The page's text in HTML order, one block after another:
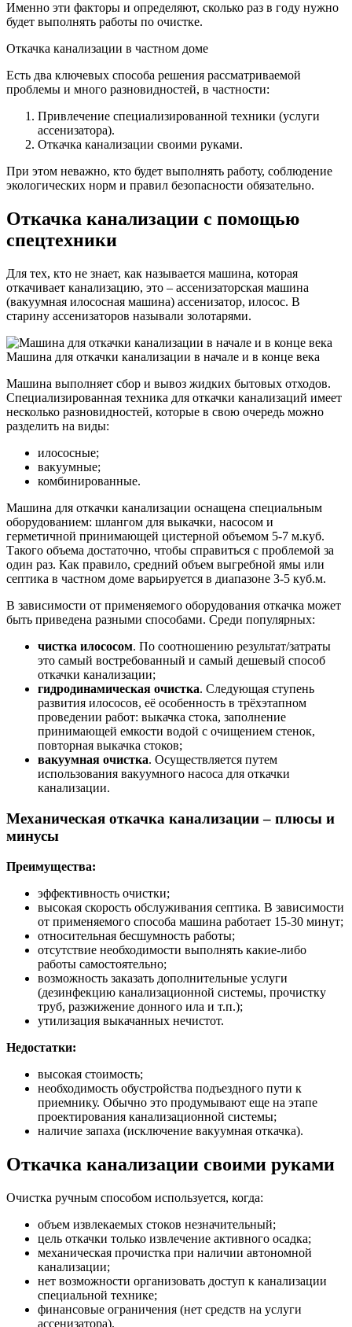
Именно эти факторы и определяют, сколько раз в году нужно
будет выполнять работы по очистке.
Откачка канализации в частном доме
Есть два ключевых способа решения рассматриваемой
проблемы и много разновидностей, в частности:
Привлечение специализированной техники (услуги
ассенизатора).
Откачка канализации своими руками.
При этом неважно, кто будет выполнять работу, соблюдение
экологических норм и правил безопасности обязательно.
Откачка канализации с помощью
спецтехники
Для тех, кто не знает, как называется машина, которая
откачивает канализацию, это – ассенизаторская машина
(вакуумная илососная машина) ассенизатор, илосос. В
старину ассенизаторов называли золотарями.
Машина для откачки канализации в начале и в конце века
Машина выполняет сбор и вывоз жидких бытовых отходов.
Специализированная техника для откачки канализаций имеет
несколько разновидностей, которые в свою очередь можно
разделить на виды:
илососные;
вакуумные;
комбинированные.
Машина для откачки канализации оснащена специальным
оборудованием: шлангом для выкачки, насосом и
герметичной принимающей цистерной объемом 5-7 м.куб.
Такого объема достаточно, чтобы справиться с проблемой за
один раз. Как правило, средний объем выгребной ямы или
септика в частном доме варьируется в диапазоне 3-5 куб.м.
В зависимости от применяемого оборудования откачка может
быть приведена разными способами. Среди популярных:
чистка илососом. По соотношению результат/затраты
это самый востребованный и самый дешевый способ
откачки канализации;
гидродинамическая очистка. Следующая ступень
развития илососов, её особенность в трёхэтапном
проведении работ: выкачка стока, заполнение
принимающей емкости водой с очищением стенок,
повторная выкачка стоков;
вакуумная очистка. Осуществляется путем
использования вакуумного насоса для откачки
канализации.
Механическая откачка канализации – плюсы и
минусы
Преимущества:
эффективность очистки;
высокая скорость обслуживания септика. В зависимости
от применяемого способа машина работает 15-30 минут;
относительная бесшумность работы;
отсутствие необходимости выполнять какие-либо
работы самостоятельно;
возможность заказать дополнительные услуги
(дезинфекцию канализационной системы, прочистку
труб, разжижение донного ила и т.п.);
утилизация выкачанных нечистот.
Недостатки:
высокая стоимость;
необходимость обустройства подъездного пути к
приемнику. Обычно это продумывают еще на этапе
проектирования канализационной системы;
наличие запаха (исключение вакуумная откачка).
Откачка канализации своими руками
Очистка ручным способом используется, когда:
объем извлекаемых стоков незначительный;
цель откачки только извлечение активного осадка;
механическая прочистка при наличии автономной
канализации;
нет возможности организовать доступ к канализации
специальной технике;
финансовые ограничения (нет средств на услуги
ассенизатора).